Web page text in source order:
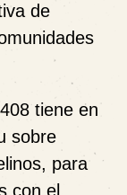
de
tiene en
sobre
para
con el